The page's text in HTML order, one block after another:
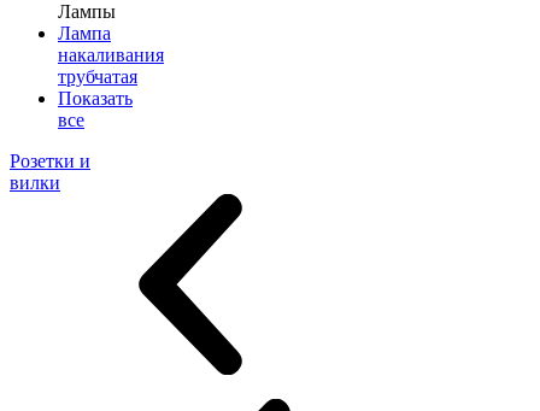
Лампы
Лампа
накаливания
трубчатая
Показать
все
Розетки и
вилки